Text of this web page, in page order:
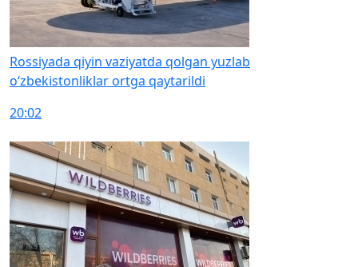
Rossiyada qiyin vaziyatda qolgan yuzlab
o‘zbekistonliklar ortga qaytarildi
20:02